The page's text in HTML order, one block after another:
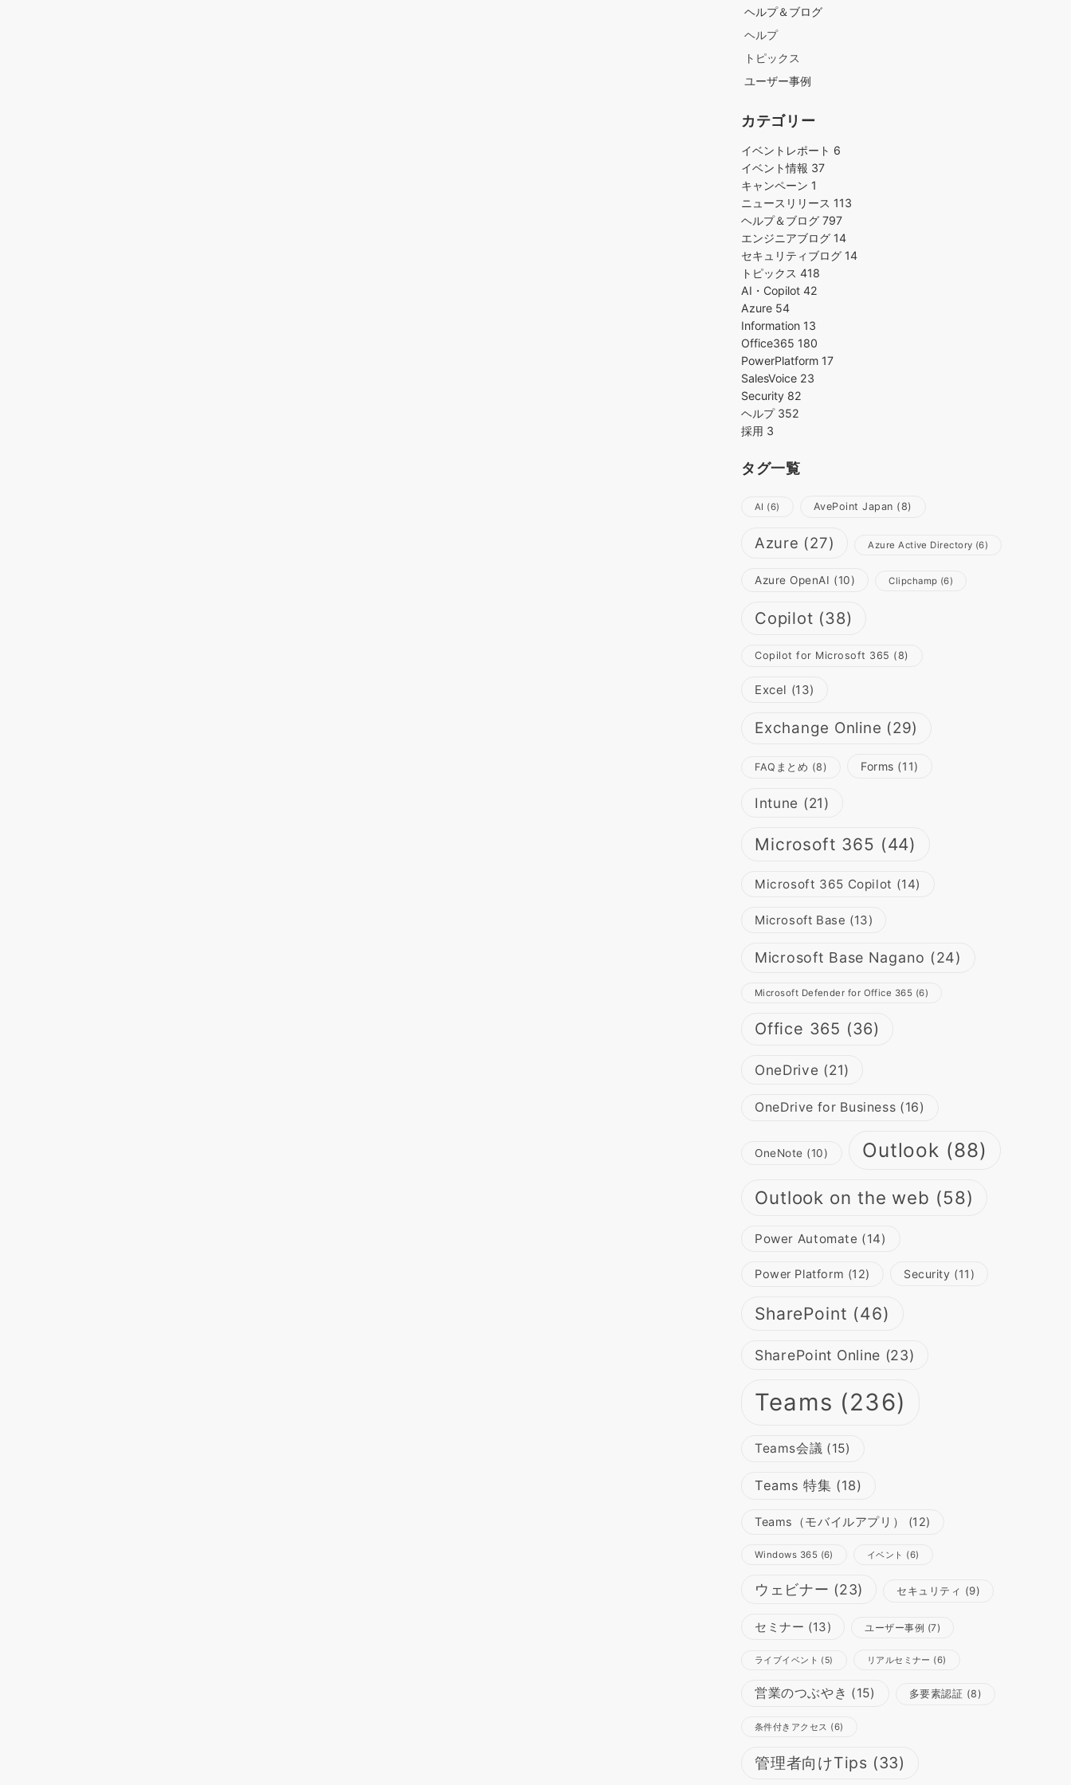
ヘルプ＆ブログ
ヘルプ
トピックス
ユーザー事例
カテゴリー
イベントレポート 6
イベント情報 37
キャンペーン 1
ニュースリリース 113
ヘルプ＆ブログ 797
エンジニアブログ 14
セキュリティブログ 14
トピックス 418
AI・Copilot 42
Azure 54
Information 13
Office365 180
PowerPlatform 17
SalesVoice 23
Security 82
ヘルプ 352
採用 3
タグ一覧
AI (6) AvePoint Japan (8)
Azure (27) Azure Active Directory (6)
Azure OpenAI (10) Clipchamp (6)
Copilot (38)
Copilot for Microsoft 365 (8)
Excel (13)
Exchange Online (29)
FAQまとめ (8) Forms (11)
Intune (21)
Microsoft 365 (44)
Microsoft 365 Copilot (14)
Microsoft Base (13)
Microsoft Base Nagano (24)
Microsoft Defender for Office 365 (6)
Office 365 (36)
OneDrive (21)
OneDrive for Business (16)
OneNote (10) Outlook (88)
Outlook on the web (58)
Power Automate (14)
Power Platform (12) Security (11)
SharePoint (46)
SharePoint Online (23)
Teams (236)
Teams会議 (15)
Teams 特集 (18)
Teams（モバイルアプリ） (12)
Windows 365 (6) イベント (6)
ウェビナー (23) セキュリティ (9)
セミナー (13) ユーザー事例 (7)
ライブイベント (5) リアルセミナー (6)
営業のつぶやき (15) 多要素認証 (8)
条件付きアクセス (6)
管理者向けTips (33)